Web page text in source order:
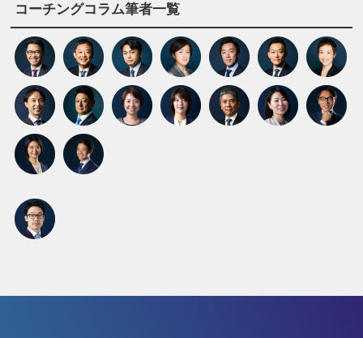
コーチングコラム筆者一覧